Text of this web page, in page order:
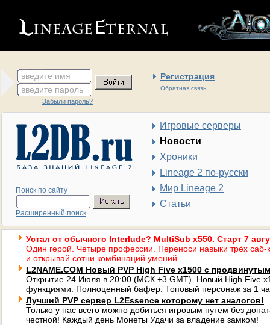
введите имя Регистрация
Обратная связь
введите пароль
Забыли пароль?
Поиск по сайту
Расширенный поиск
Игровые серверы
Новости
Хроники
Lineage 2 по-русски
Мир Lineage 2
Статьи
Устал от обычного Interlude? MultiSub x550. Старт 7
Один герой. Четыре профессии. Переноси навыки трёх саб-
и открывай сотни комбинаций умений.
L2NAME.COM Новый PVP High Five x1500 с
Открытие 24 Июля в 20:00 (МСК +3 GMT). Новый High Five
функциями. Полноценный бафер. Топовый персонаж за 1
Лучший PVP сервер L2Essence которому нет аналогов!
Только у нас всего можно добиться игровым путем без
честной! Каждый день Монеты Удачи за владение замком!